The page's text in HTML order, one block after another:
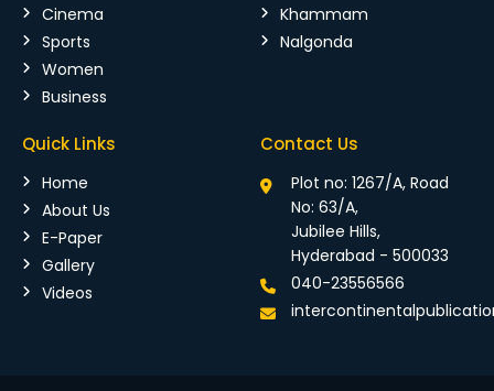
Cinema
Sports
Women
Business
Khammam
Nalgonda
Quick Links
Home
About Us
E-Paper
Gallery
Videos
Contact Us
Plot no: 1267/A, Road
No: 63/A,
Jubilee Hills,
Hyderabad - 500033
040-23556566